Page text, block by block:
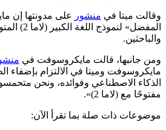
وقالت ميتا في منشور
على مدونتها إن
المفضل»
والباحثين.
ومن جانبها، قالت مايكروسوفت في
مايكروسوفت وميتا في الالتزام بإضفاء
الذكاء الاصطناعي وفوائده، ونحن
مفتوحًا مع (لاما 2)».
موضوعات ذات صلة بما تقرأ الآن: